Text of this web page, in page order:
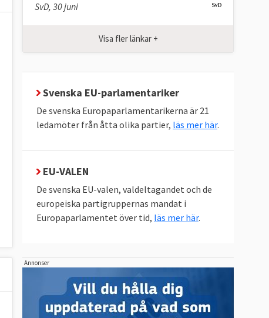
SvD, 30 juni
Visa fler länkar +
Svenska EU-parlamentariker
De svenska Europaparlamentarikerna är 21
ledamöter från åtta olika partier, läs mer här.
EU-VALEN
De svenska EU-valen, valdeltagandet och de
europeiska partigruppernas mandat i
Europaparlamentet över tid, läs mer här.
Annonser